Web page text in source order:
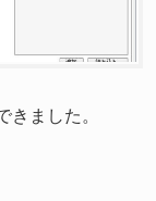
ました。